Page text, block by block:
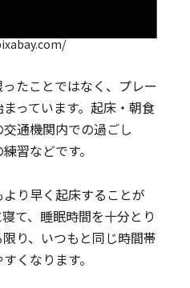
たことではなく、プレー
っています。起床・朝食
通機関内での過ごし
習などです。
り早く起床することが
て、睡眠時間を十分とり
り、いつもと同じ時間帯
くなります。